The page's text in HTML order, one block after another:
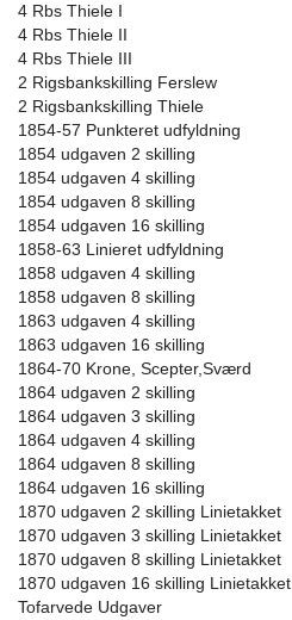
4 Rbs Thiele I
4 Rbs Thiele II
4 Rbs Thiele III
2 Rigsbankskilling Ferslew
2 Rigsbankskilling Thiele
1854-57 Punkteret udfyldning
1854 udgaven 2 skilling
1854 udgaven 4 skilling
1854 udgaven 8 skilling
1854 udgaven 16 skilling
1858-63 Linieret udfyldning
1858 udgaven 4 skilling
1858 udgaven 8 skilling
1863 udgaven 4 skilling
1863 udgaven 16 skilling
1864-70 Krone, Scepter,Sværd
1864 udgaven 2 skilling
1864 udgaven 3 skilling
1864 udgaven 4 skilling
1864 udgaven 8 skilling
1864 udgaven 16 skilling
1870 udgaven 2 skilling Linietakket
1870 udgaven 3 skilling Linietakket
1870 udgaven 8 skilling Linietakket
1870 udgaven 16 skilling Linietakket
Tofarvede Udgaver